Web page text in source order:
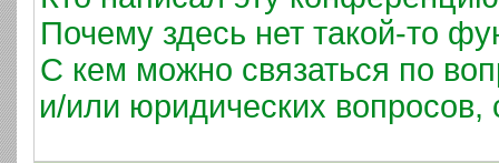
Почему здесь нет такой-то
С кем можно связаться по
и/или юридических